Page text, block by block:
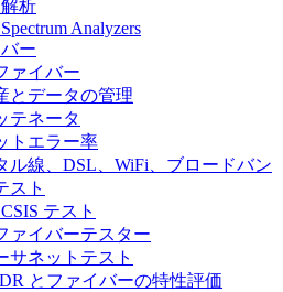
析
Analyzers
ー
ァイバー
とデータの管理
テネータ
トエラー率
ル線、DSL、WiFi、ブロードバン
スト
テスト
ァイバーテスター
サネットテスト
とファイバーの特性評価